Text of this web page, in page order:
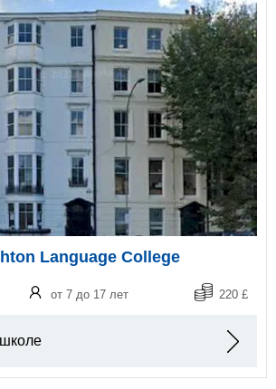
Language College
от 7 до 17 лет 220 £